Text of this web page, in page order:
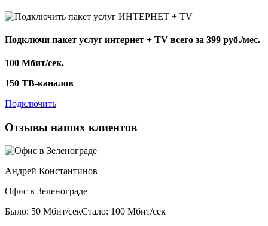
Подключи пакет услуг интернет + TV всего за 399 руб./мес.
100 Мбит/сек.
150 ТВ-каналов
Подключить
Отзывы наших клиентов
Андрей Константинов
Офис в Зеленограде
Было: 50 Мбит/секСтало: 100 Мбит/сек